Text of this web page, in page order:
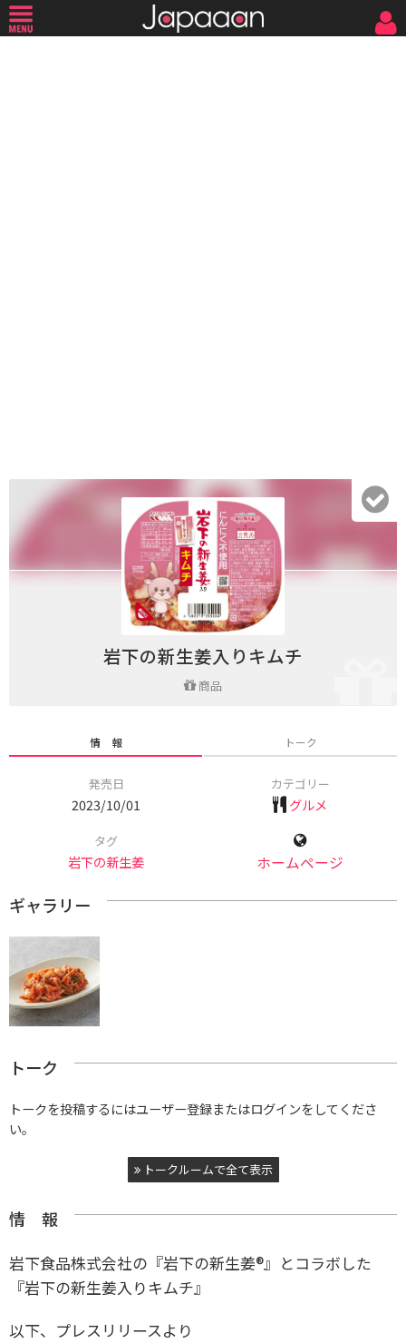
岩下の新生姜入りキムチ
商品
情 報 トーク
発売日
2023/10/01
カテゴリー
グルメ
タグ
岩下の新生姜 ホームページ
ギャラリー
トーク
トークを投稿するにはユーザー登録またはログインをしてくださ
い。
トークルームで全て表示
情 報
岩下食品株式会社の『岩下の新生姜®』とコラボした
『岩下の新生姜入りキムチ』
以下、プレスリリースより